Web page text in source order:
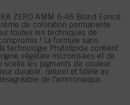
ZERO AMM 6-46 Blond Foncé
de coloration permanente
toutes les techniques de
! La formule sans
technologie Phytolipide contient
végétale micronisées et de
scelle les pigments de couleur
durable, naturel et fidèle au
de l'ammoniaque.